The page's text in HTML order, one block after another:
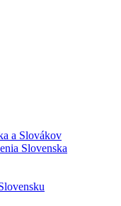
a Slovákov
Slovenska